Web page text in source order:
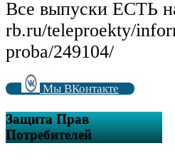
Все выпуски ЕСТЬ
rb.ru/teleproekty/
proba/249104/
Мы ВКонтакте
Защита Прав
Потребителей